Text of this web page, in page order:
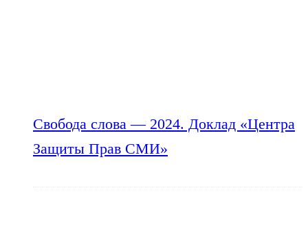
Свобода слова — 2024. Доклад «Центра
Защиты Прав СМИ»